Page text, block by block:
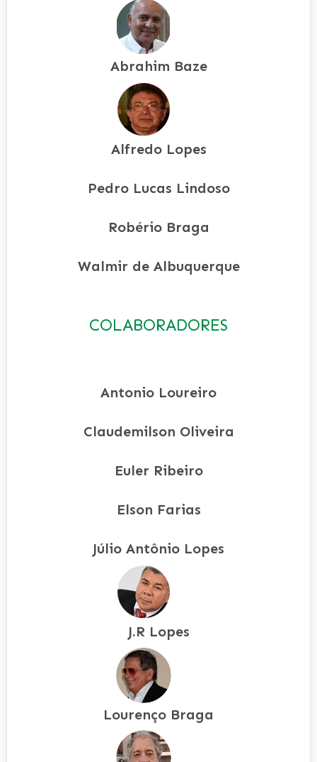
Abrahim Baze
Alfredo Lopes
Pedro Lucas Lindoso
Robério Braga
Walmir de Albuquerque
COLABORADORES
Antonio Loureiro
Claudemilson Oliveira
Euler Ribeiro
Elson Farias
Júlio Antônio Lopes
J.R Lopes
Lourenço Braga